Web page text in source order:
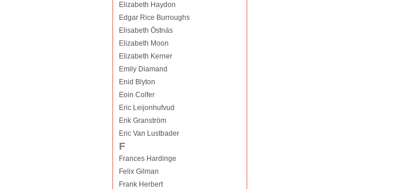
Elizabeth Haydon
Edgar Rice Burroughs
Elisabeth Östnäs
Elizabeth Moon
Elizabeth Kerner
Emily Diamand
Enid Blyton
Eoin Colfer
Eric Leijonhufvud
Erik Granström
Eric Van Lustbader
F
Frances Hardinge
Felix Gilman
Frank Herbert